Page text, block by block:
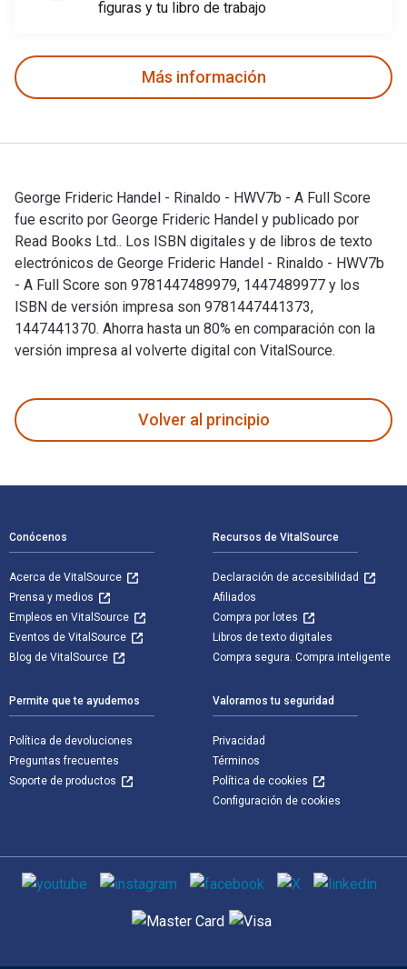
figuras y tu libro de trabajo
Más información
George Frideric Handel - Rinaldo - HWV7b - A Full Score
fue escrito por George Frideric Handel y publicado por
Read Books Ltd.. Los ISBN digitales y de libros de texto
electrónicos de George Frideric Handel - Rinaldo - HWV7b
- A Full Score son 9781447489979, 1447489977 y los
ISBN de versión impresa son 9781447441373,
1447441370. Ahorra hasta un 80% en comparación con la
versión impresa al volverte digital con VitalSource.
Volver al principio
Conócenos
Acerca de VitalSource
Prensa y medios
Empleos en VitalSource
Eventos de VitalSource
Blog de VitalSource
Recursos de VitalSource
Declaración de accesibilidad
Afiliados
Compra por lotes
Libros de texto digitales
Compra segura. Compra inteligente
Permite que te ayudemos
Política de devoluciones
Preguntas frecuentes
Soporte de productos
Valoramos tu seguridad
Privacidad
Términos
Política de cookies
Configuración de cookies
Medios de comunicación social
Métodos de pago admitidos